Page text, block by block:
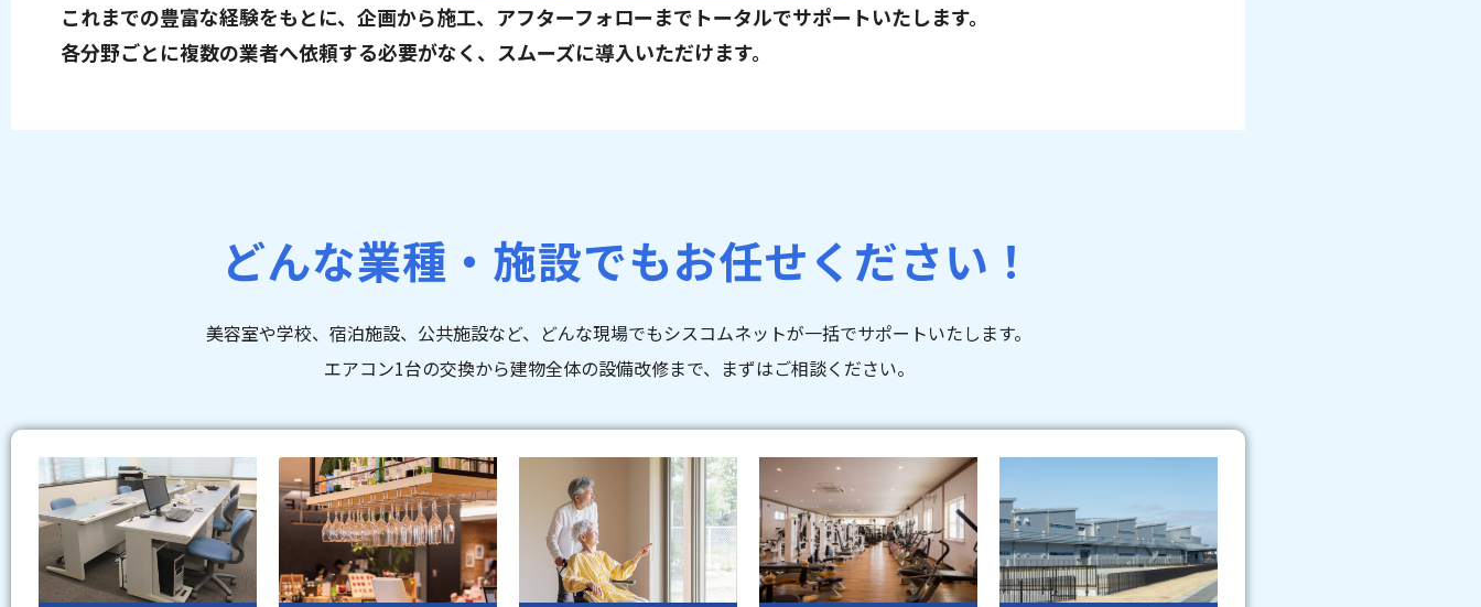
これまでの豊富な経験をもとに、企画から施工、アフターフォローまでトータルでサポートいたします。
各分野ごとに複数の業者へ依頼する必要がなく、スムーズに導入いただけます。
どんな業種・施設でもお任せください！
美容室や学校、宿泊施設、公共施設など、どんな現場でもシスコムネットが一括でサポートいたします。
エアコン1台の交換から建物全体の設備改修まで、まずはご相談ください。